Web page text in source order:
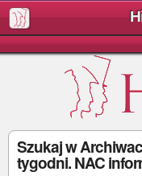
Szukaj w
tygodni. NAC